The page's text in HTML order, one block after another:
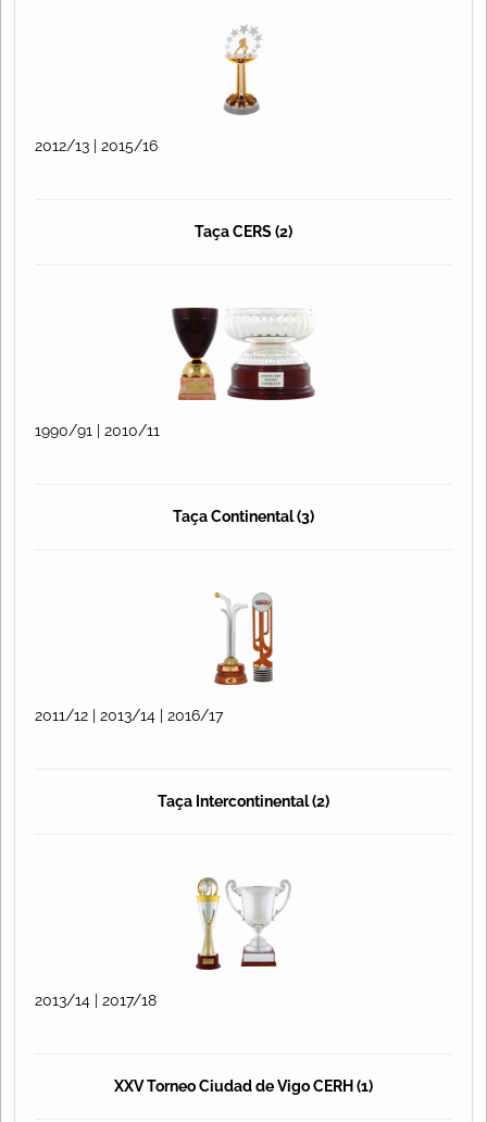
2012/13 | 2015/16
Taça CERS (2)
1990/91 | 2010/11
Taça Continental (3)
2011/12 | 2013/14 | 2016/17
Taça Intercontinental (2)
2013/14 | 2017/18
XXV Torneo Ciudad de Vigo CERH (1)